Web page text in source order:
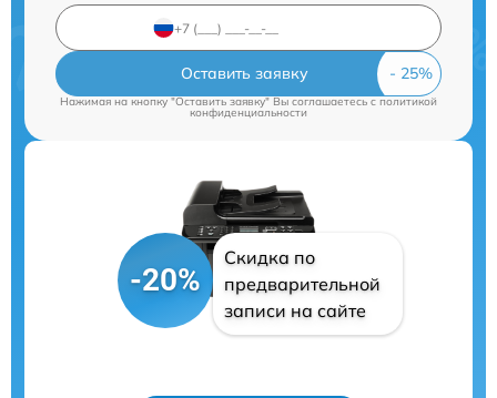
Оставить заявку
Нажимая на кнопку "Оставить заявку" Вы соглашаетесь cполитикой
конфиденциальности
-20%
Скидка по
предварительной
записи на сайте